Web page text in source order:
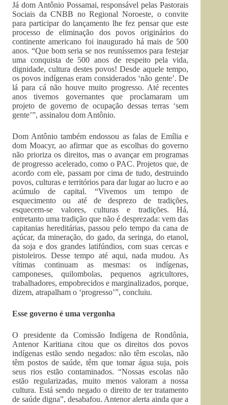
Já dom Antônio Possamai, responsável pelas Pastorais
Sociais da CNBB no Regional Noroeste, o convite
para participar do lançamento lhe fez pensar que este
processo de eliminação dos povos originários do
continente americano foi inaugurado há mais de 500
anos. “Que bom seria se nos reuníssemos para festejar
uma conquista de 500 anos de respeito pela vida,
dignidade, cultura destes povos! Desde aquele tempo,
os povos indígenas eram considerados ‘não gente’. De
lá para cá não houve muito progresso. Até recentes
anos tivemos governantes que proclamaram um
projeto de governo de ocupação dessas terras ‘sem
gente’”, assinalou dom Antônio.
Dom Antônio também endossou as falas de Emília e
dom Moacyr, ao afirmar que as escolhas do governo
não prioriza os direitos, mas o avançar em programas
de progresso acelerado, como o PAC. Projetos que, de
acordo com ele, passam por cima de tudo, destruindo
povos, culturas e territórios para dar lugar ao lucro e ao
acúmulo de capital. “Vivemos um tempo de
esquecimento ou até de desprezo de tradições,
esquecem-se valores, culturas e tradições. Há,
entretanto uma tradição que não é desprezada: vem das
capitanias hereditárias, passou pelo tempo da cana de
açúcar, da mineração, do gado, da seringa, do etanol,
da soja e dos grandes latifúndios, com suas cercas e
pistoleiros. Desse tempo até aqui, nada mudou. As
vítimas continuam as mesmas: os indígenas,
camponeses, quilombolas, pequenos agricultores,
trabalhadores, empobrecidos e marginalizados, porque,
dizem, atrapalham o ‘progresso’”, concluiu.
Esse governo é uma vergonha
O presidente da Comissão Indígena de Rondônia,
Antenor Karitiana citou que os direitos dos povos
indígenas estão sendo negados: não têm escolas, não
têm postos de saúde, têm que tomar água suja, pois
seus rios estão contaminados. “Nossas escolas não
estão regularizadas, muito menos valoram a nossa
cultura. Está sendo negado o direito de ter tratamento
de saúde digna”, desabafou. Antenor alerta ainda que a